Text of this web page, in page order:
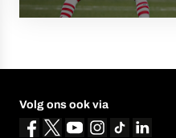
Volg ons ook via